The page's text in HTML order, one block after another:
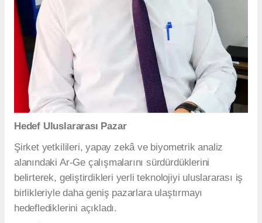
Hedef Uluslararası Pazar
Şirket yetkilileri, yapay zekâ ve biyometrik analiz
alanındaki Ar-Ge çalışmalarını sürdürdüklerini
belirterek, geliştirdikleri yerli teknolojiyi uluslararası iş
birlikleriyle daha geniş pazarlara ulaştırmayı
hedeflediklerini açıkladı.